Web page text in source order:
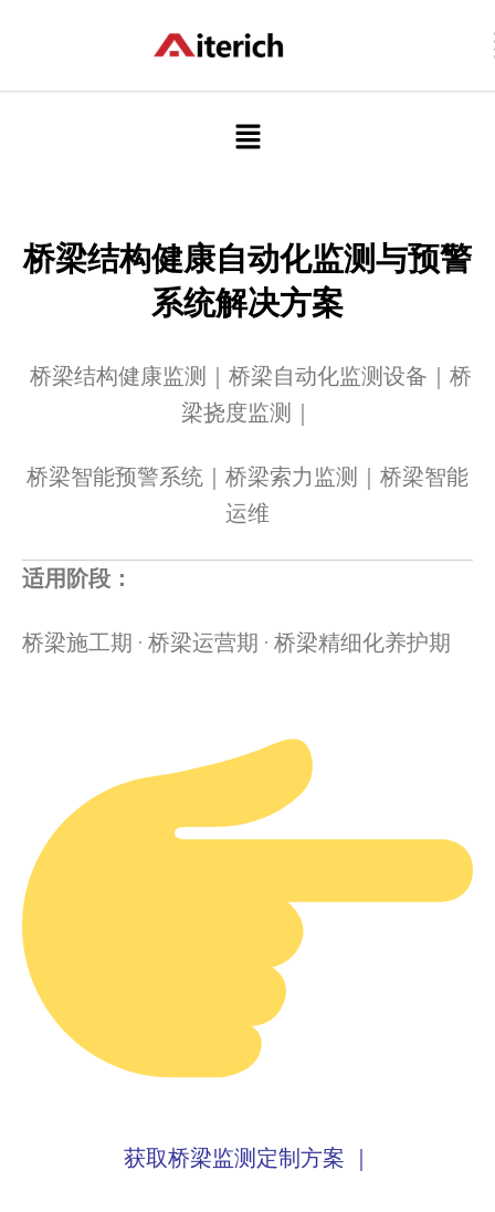
容
菜
单
桥梁结构健康自动化监测与预警
系统解决方案
桥梁结构健康监测｜桥梁自动化监测设备｜桥
梁挠度监测｜
桥梁智能预警系统｜桥梁索力监测｜桥梁智能
运维
适用阶段：
桥梁施工期 · 桥梁运营期 · 桥梁精细化养护期
获取桥梁监测定制方案 ｜